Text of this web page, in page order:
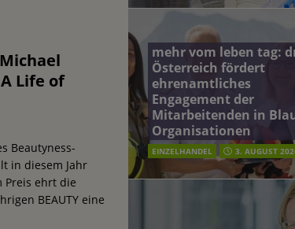
Michael
Life of
Beautyness-
in diesem Jahr
Preis ehrt die
BEAUTY eine
mehr vom leben tag:
Österreich fördert
ehrenamtliches
Engagement der
Mitarbeitenden in
Organisationen
EINZELHANDEL 3. AUGUST